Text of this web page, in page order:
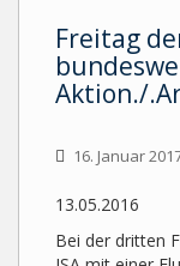
Freitag
Aktion./
16. Januar
13.05.2016
Bei der dritten